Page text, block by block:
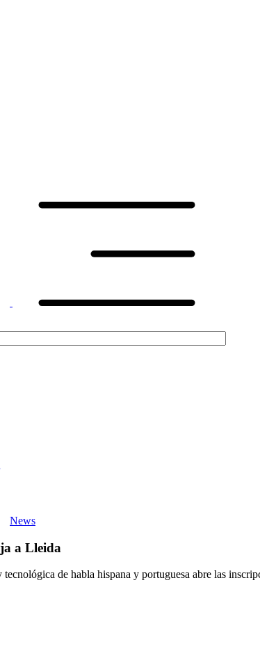
News
a Lleida
de habla hispana y portuguesa abre las